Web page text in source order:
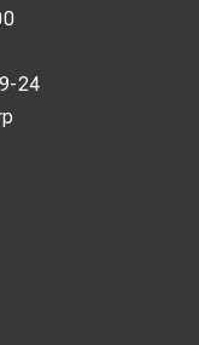
24